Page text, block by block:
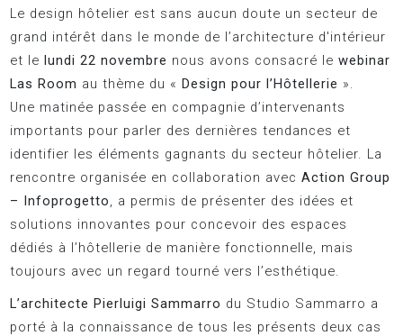
Le design hôtelier est sans aucun doute un secteur de
grand intérêt dans le monde de l’architecture d'intérieur
et le lundi 22 novembre nous avons consacré le webinar
Las Room au thème du « Design pour l’Hôtellerie ».
Une matinée passée en compagnie d’intervenants
importants pour parler des dernières tendances et
identifier les éléments gagnants du secteur hôtelier. La
rencontre organisée en collaboration avec Action Group
– Infoprogetto, a permis de présenter des idées et
solutions innovantes pour concevoir des espaces
dédiés à l’hôtellerie de manière fonctionnelle, mais
toujours avec un regard tourné vers l’esthétique.
L’architecte Pierluigi Sammarro du Studio Sammarro a
porté à la connaissance de tous les présents deux cas